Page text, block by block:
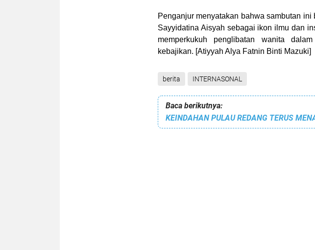
Penganjur menyatakan bahwa sambutan
Sayyidatina Aisyah sebagai ikon ilmu dan
memperkukuh penglibatan wanita
kebajikan. [Atiyyah Alya Fatnin Binti Mazuki]
berita INTERNASONAL
Baca berikutnya: